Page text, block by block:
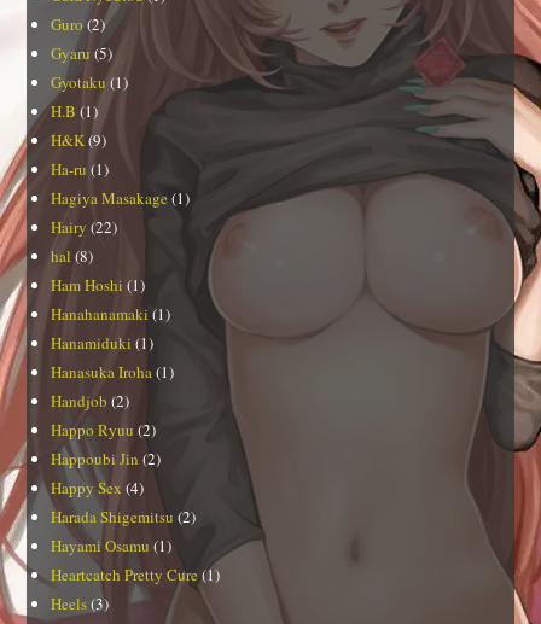
Guro (2)
Gyaru (5)
Gyotaku(1)
H.B (1)
H&K(9)
Ha-ru (1)
Hagiya Masakage(1)
Hairy (22)
hal (8)
Ham Hoshi (1)
Hanahanamaki (1)
Hanamiduki (1)
Hanasuka Iroha(1)
Handjob (2)
Happo Ryuu (2)
Happoubi Jin (2)
Happy Sex (4)
Harada Shigemitsu (2)
Hayami Osamu (1)
Heartcatch Pretty Cure(1)
Heels(3)